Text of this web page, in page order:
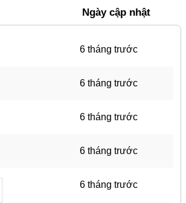
Ngày cập nhật
6 tháng trước
6 tháng trước
6 tháng trước
6 tháng trước
6 tháng trước